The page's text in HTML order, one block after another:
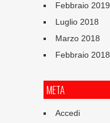
Febbraio 2019
Luglio 2018
Marzo 2018
Febbraio 2018
META
Accedi